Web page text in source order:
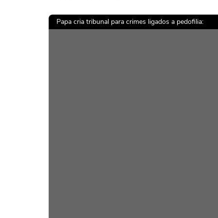
Papa cria tribunal para crimes ligados a pedofilia: